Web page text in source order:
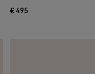
€ 495